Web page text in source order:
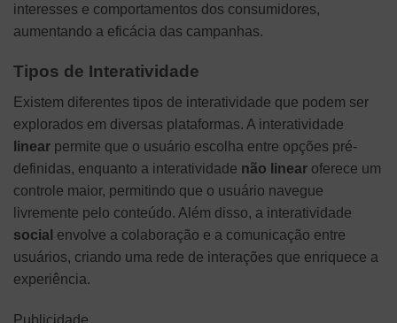
interesses e comportamentos dos consumidores,
aumentando a eficácia das campanhas.
Tipos de Interatividade
Existem diferentes tipos de interatividade que podem ser
explorados em diversas plataformas. A interatividade
linear permite que o usuário escolha entre opções pré-
definidas, enquanto a interatividade não linear oferece um
controle maior, permitindo que o usuário navegue
livremente pelo conteúdo. Além disso, a interatividade
social envolve a colaboração e a comunicação entre
usuários, criando uma rede de interações que enriquece a
experiência.
Publicidade